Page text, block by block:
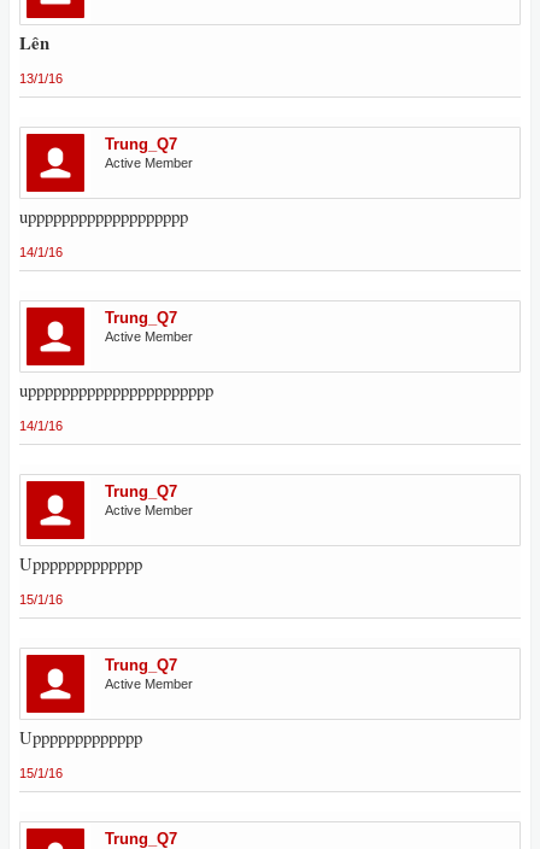
Lên
13/1/16
Trung_Q7
Active Member
uppppppppppppppppppp
14/1/16
Trung_Q7
Active Member
upppppppppppppppppppppp
14/1/16
Trung_Q7
Active Member
Uppppppppppppp
15/1/16
Trung_Q7
Active Member
Uppppppppppppp
15/1/16
Trung_Q7